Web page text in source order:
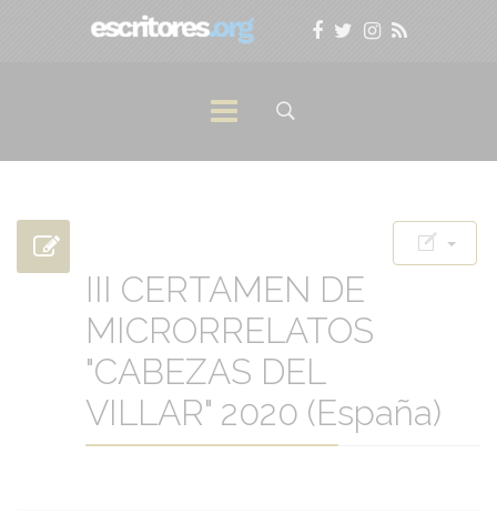
III CERTAMEN DE
MICRORRELATOS
"CABEZAS DEL
VILLAR" 2020 (España)